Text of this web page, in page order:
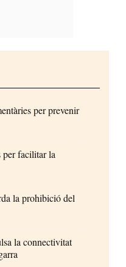
per prevenir
per facilitar la
la prohibició del
la connectivitat